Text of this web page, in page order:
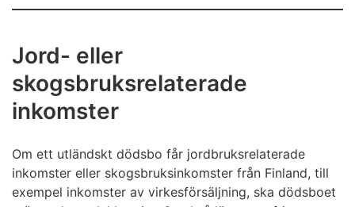
Jord- eller
skogsbruksrelaterade
inkomster
Om ett utländskt dödsbo får jordbruksrelaterade
inkomster eller skogsbruksinkomster från Finland, till
exempel inkomster av virkesförsäljning, ska dödsboet